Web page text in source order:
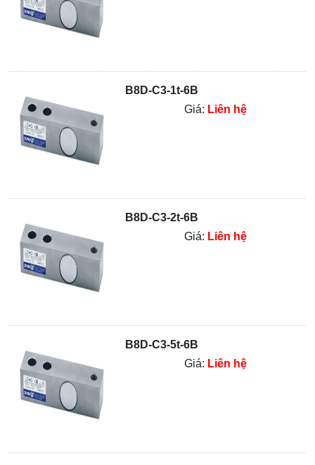
B8D-C3-1t-6B
Giá: Liên hệ
B8D-C3-2t-6B
Giá: Liên hệ
B8D-C3-5t-6B
Giá: Liên hệ